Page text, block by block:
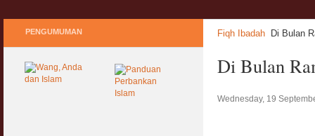
Fiqh Ibadah Di Bulan
Di Bulan
Wednesday, 19
PENGUMUMAN